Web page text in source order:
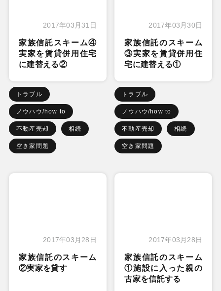
2017年03月31日
家族信託スキーム④
実家を賃貸併用住宅
に建替える②
トラブル
ノウハウ/how to
不動産売却 相続
空き家問題
2017年03月30日
家族信託のスキーム
③実家を賃貸併用住
宅に建替える①
トラブル
ノウハウ/how to
不動産売却 相続
空き家問題
2017年03月28日
家族信託のスキーム
②実家を貸す
2017年03月28日
家族信託のスキーム
①施設に入った親の
古家を信託する